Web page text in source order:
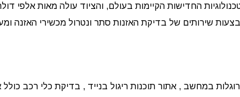
החדישות הקיימות בעולם, והציוד עולה מאות אלפי
שירותים של בדיקת האזנות סתר ונטרול מכשירי האזנה
במחשב , אתור תוכנות ריגול בנייד , בדיקת כלי רכב כולל